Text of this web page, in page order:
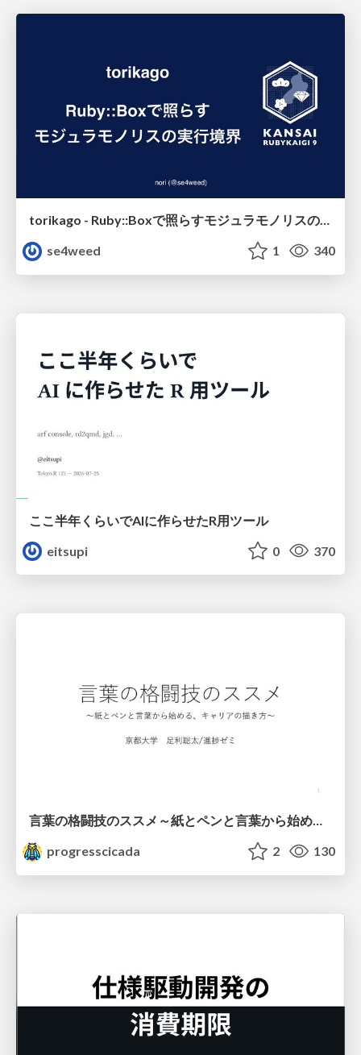
torikago - Ruby::Boxで照らすモジュラモノリスの実行境界
se4weed
1 340
ここ半年くらいでAIに作らせたR用ツール
eitsupi
0 370
言葉の格闘技のススメ～紙とペンと言葉から始める、キャリアの描き方～
progresscicada
2 130